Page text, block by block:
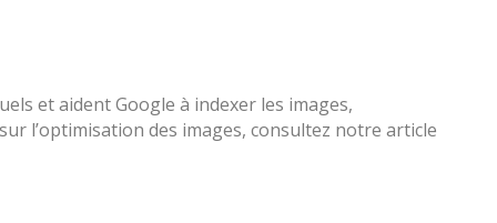
et aident Google à indexer les images,
l’optimisation des images, consultez notre article